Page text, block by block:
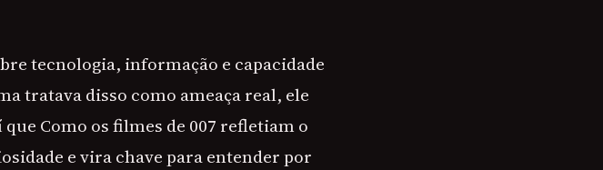
tecnologia, informação e capacidade
tratava disso como ameaça real, ele
Como os filmes de 007 refletiam o
e vira chave para entender por